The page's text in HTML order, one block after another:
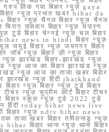
ग्रुप लिंक गया बिहार न्यूज़ gaya
न्यूज़ प्रभात खबर bihar da
न्यूज़ चैनल बिहार न्यूज़ चैनल
चिराग पासवान बिहार न्यूज़ चंपारण
टुडे बिहार चेन्नई न्यूज़ चल बिहार
news in hindi बिहार न्यूज़
जमुई बिहार न्यूज़ जयनगर बिहार
जॉब न्यूज़ बिहार ज़ी न्यूज़ बिहार
झारखंड बिहार-झारखंड न्यूज़
न्यूज़ आज का बिहार झारखंड न्यूज़
न्यूज़ आज का ताजा खबर बिहार
झारखंड न्यूज़ हिंदी jharkhand
न्यूज़ बिहार न्यूज़ टुडे बिहार
न्यूज़ सुप्रीम कोर्ट बिहार टीचर
बिहार स्कूल न्यूज़ टुडे 2022 टुडे
हिंदी today bihar news live
न्यूज़ ndtv bihar news
तक ताजा खबर बिहार तमिलनाडु न्यूज़
बिहार थाना न्यूज़ थाना बिहार